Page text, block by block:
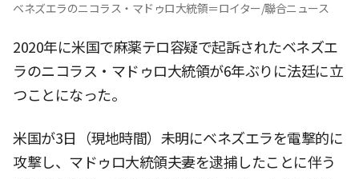
ベネズエラのニコラス・マドゥロ大統領＝ロイター/聯合ニュース
2020年に米国で麻薬テロ容疑で起訴されたベネズエ
ラのニコラス・マドゥロ大統領が6年ぶりに法廷に立
つことになった。
米国が3日（現地時間）未明にベネズエラを電撃的に
攻撃し、マドゥロ大統領夫妻を逮捕したことに伴う